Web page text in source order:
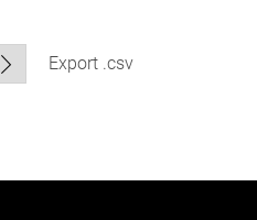
Export .csv